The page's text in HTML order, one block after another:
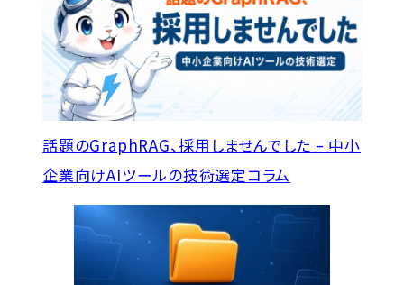
話題のGraphRAG、採用しませんでした – 中小
企業向けAIツールの技術選定コラム